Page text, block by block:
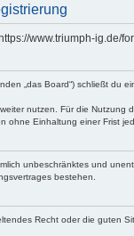
www.triumph-
„das Board“) schließt
nutzen. Für die Nutzung
ohne Einhaltung einer Frist
unbeschränktes und
bestehen.
Recht oder die